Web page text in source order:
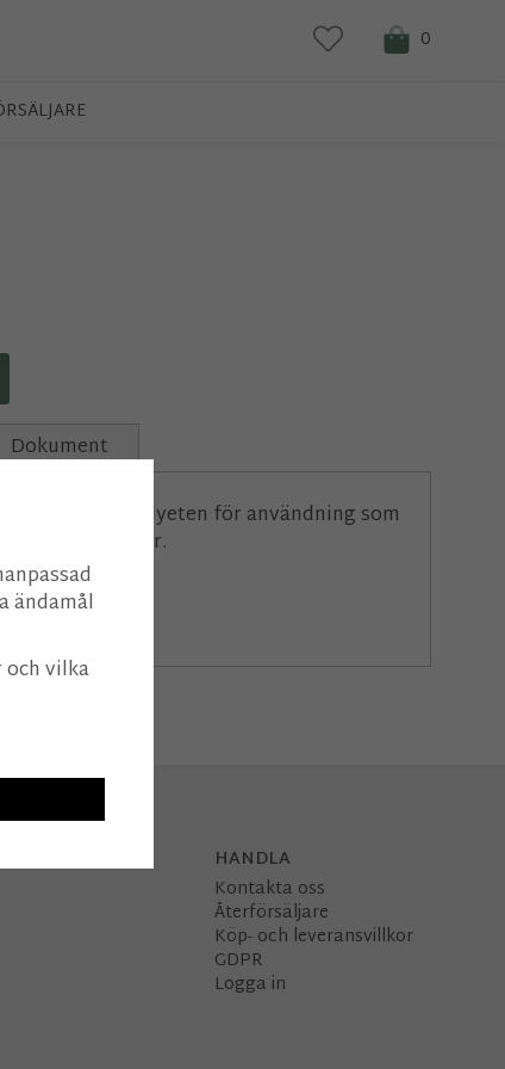
0
Dokument
av polyeten för användning som
tak och väggar.
HANDLA
Kontakta oss
Återförsäljare
Köp- och leveransvillkor
GDPR
Logga in
ändamål
vilka